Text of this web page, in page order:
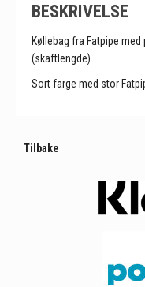
BESKRIVELSE
Køllebag fra Fatpipe
(skaftlengde)
Sort farge med stor
Tilbake